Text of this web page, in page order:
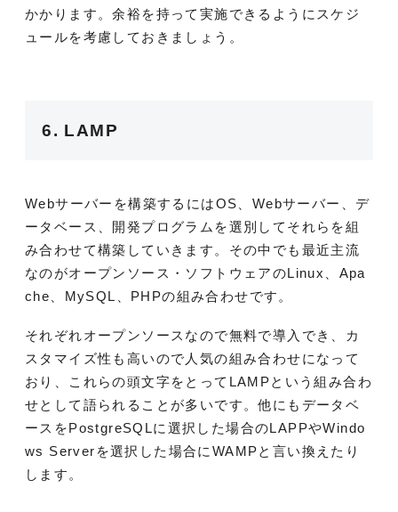
かかります。余裕を持って実施できるようにスケジ
ュールを考慮しておきましょう。
6. LAMP
Webサーバーを構築するにはOS、Webサーバー、デ
ータベース、開発プログラムを選別してそれらを組
み合わせて構築していきます。その中でも最近主流
なのがオープンソース・ソフトウェアのLinux、Apa
che、MySQL、PHPの組み合わせです。
それぞれオープンソースなので無料で導入でき、カ
スタマイズ性も高いので人気の組み合わせになって
おり、これらの頭文字をとってLAMPという組み合わ
せとして語られることが多いです。他にもデータベ
ースをPostgreSQLに選択した場合のLAPPやWindo
ws Serverを選択した場合にWAMPと言い換えたり
します。